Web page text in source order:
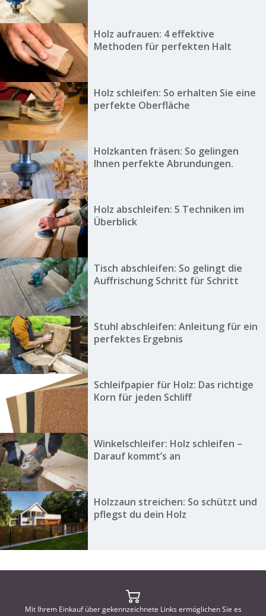
Holz aufrauen: 4 effektive
Methoden für perfekten Halt
Holz schleifen: So erhalten Sie eine
perfekte Oberfläche
Holzkanten fräsen: So gelingen
Ihnen perfekte Abrundungen.
Holz abschleifen: 5 Techniken im
Überblick
Tisch abschleifen: So gelingt die
Auffrischung Schritt für Schritt
Stuhl abschleifen: Anleitung für ein
perfektes Ergebnis
Schleifpapier für Holz: Das richtige
Korn für jeden Schliff
Winkelschleifer: Holz schleifen –
Darauf kommt’s an
Holzzaun streichen: So schützt und
pflegst du dein Holz
Mit Ihrem Einkauf über gekennzeichnete Links ermöglichen Sie es